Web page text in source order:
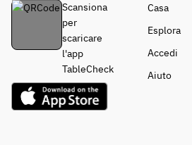
Scansiona
per
scaricare
l'app
TableCheck
Casa
Esplora
Accedi
Aiuto